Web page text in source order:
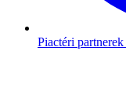
Piactéri partnerek